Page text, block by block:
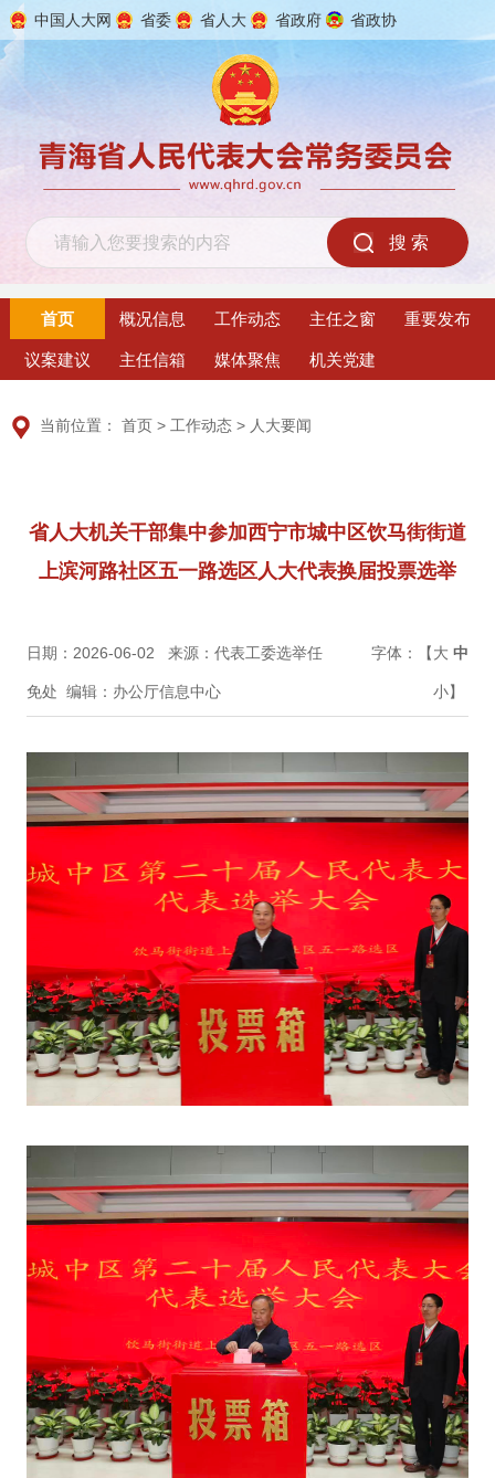
中国人大网 省委 省人大 省政府 省政协
首页 概况信息 工作动态 主任之窗 重要发布
议案建议 主任信箱 媒体聚焦 机关党建
当前位置：首页 >工作动态 > 人大要闻
省人大机关干部集中参加西宁市城中区饮马街街道
上滨河路社区五一路选区人大代表换届投票选举
日期：2026-06-02 来源：代表工委选举任
免处 编辑：办公厅信息中心
字体：【大 中
小】